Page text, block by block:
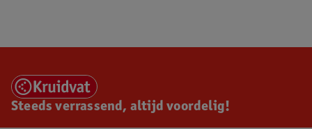
Steeds verrassend, altijd voordelig!